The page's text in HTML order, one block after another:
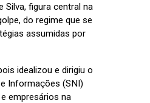
Silva, figura central na
do regime que se
assumidas por
idealizou e dirigiu o
Informações (SNI)
empresários na